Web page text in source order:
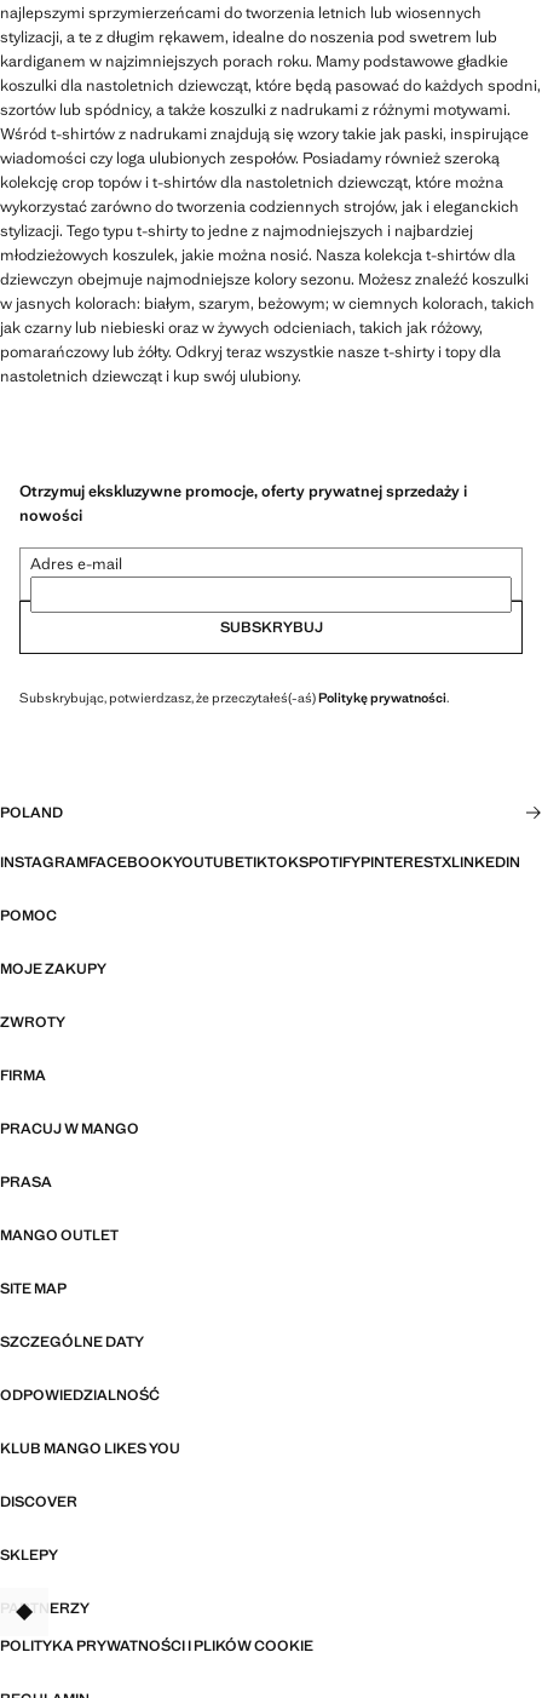
najlepszymi sprzymierzeńcami do tworzenia letnich lub wiosennych
stylizacji, a te z długim rękawem, idealne do noszenia pod swetrem lub
kardiganem w najzimniejszych porach roku. Mamy podstawowe gładkie
koszulki dla nastoletnich dziewcząt, które będą pasować do każdych spodni,
szortów lub spódnicy, a także koszulki z nadrukami z różnymi motywami.
Wśród t-shirtów z nadrukami znajdują się wzory takie jak paski, inspirujące
wiadomości czy loga ulubionych zespołów. Posiadamy również szeroką
kolekcję crop topów i t-shirtów dla nastoletnich dziewcząt, które można
wykorzystać zarówno do tworzenia codziennych strojów, jak i eleganckich
stylizacji. Tego typu t-shirty to jedne z najmodniejszych i najbardziej
młodzieżowych koszulek, jakie można nosić. Nasza kolekcja t-shirtów dla
dziewczyn obejmuje najmodniejsze kolory sezonu. Możesz znaleźć koszulki
w jasnych kolorach: białym, szarym, beżowym; w ciemnych kolorach, takich
jak czarny lub niebieski oraz w żywych odcieniach, takich jak różowy,
pomarańczowy lub żółty. Odkryj teraz wszystkie nasze t-shirty i topy dla
nastoletnich dziewcząt i kup swój ulubiony.
Otrzymuj ekskluzywne promocje, oferty prywatnej sprzedaży i
nowości
Adres e-mail
SUBSKRYBUJ
Subskrybując, potwierdzasz, że przeczytałeś(-aś)Politykę prywatności.
POLAND
INSTAGRAMFACEBOOKYOUTUBETIKTOKSPOTIFYPINTERESTXLINKEDIN
POMOC
MOJE ZAKUPY
ZWROTY
FIRMA
PRACUJ W MANGO
PRASA
MANGO OUTLET
SITE MAP
SZCZEGÓLNE DATY
ODPOWIEDZIALNOŚĆ
KLUB MANGO LIKES YOU
DISCOVER
SKLEPY
PARTNERZY
POLITYKA PRYWATNOŚCI I PLIKÓW COOKIE